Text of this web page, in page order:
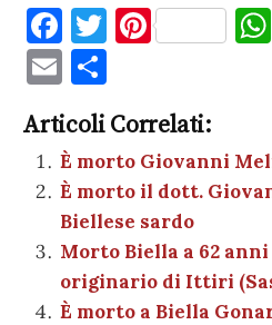
F
a
c
e
b
o
o
k
T
te
r
Pi
es
t
E
m
ai
l
n
di
vi
di
Articoli Correlati:
È morto Giovanni
È morto il dott.
Biellese sardo
Morto Biella a 62 anni
originario di Ittiri
È morto a Biella